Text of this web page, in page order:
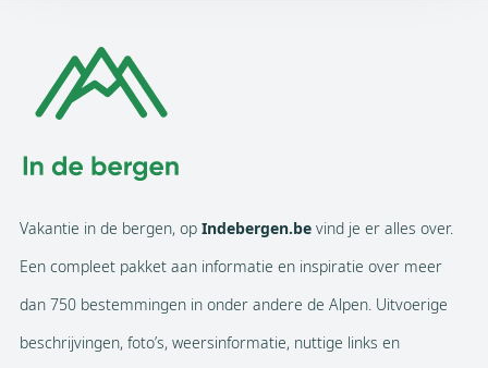
Vakantie in de bergen, op Indebergen.be vind je er alles over.
Een compleet pakket aan informatie en inspiratie over meer
dan 750 bestemmingen in onder andere de Alpen. Uitvoerige
beschrijvingen, foto’s, weersinformatie, nuttige links en